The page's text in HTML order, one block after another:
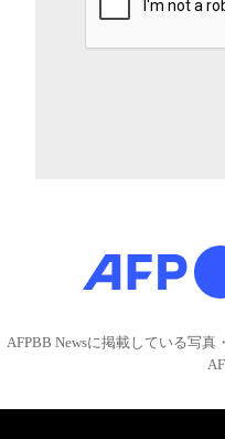
AFPBB Newsに掲載している写